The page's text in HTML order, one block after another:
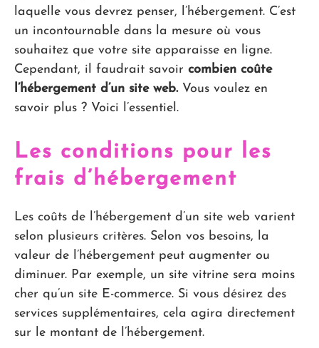
laquelle vous devrez penser, l’hébergement. C’est
un incontournable dans la mesure où vous
souhaitez que votre site apparaisse en ligne.
Cependant, il faudrait savoir combien coûte
l’hébergement d’un site web. Vous voulez en
savoir plus ? Voici l’essentiel.
Les conditions pour les
frais d’hébergement
Les coûts de l’hébergement d’un site web varient
selon plusieurs critères. Selon vos besoins, la
valeur de l’hébergement peut augmenter ou
diminuer. Par exemple, un site vitrine sera moins
cher qu’un site E-commerce. Si vous désirez des
services supplémentaires, cela agira directement
sur le montant de l’hébergement.